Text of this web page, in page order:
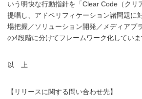
いう明快な行動指針を「Clear Code（クリ
提唱し、アドベリフィケーション諸問題に
場把握／ソリューション開発／メディアプ
の4段階に分けてフレームワーク化していま
以 上
【リリースに関する問い合わせ先】